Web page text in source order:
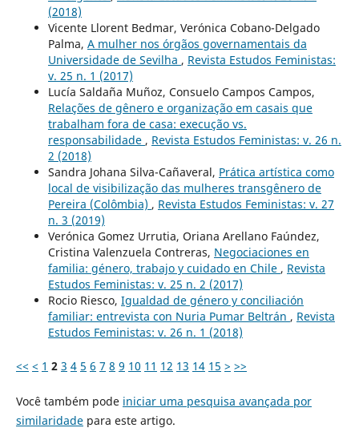
(2018)
Vicente Llorent Bedmar, Verónica Cobano-Delgado
Palma, A mulher nos órgãos governamentais da
Universidade de Sevilha , Revista Estudos Feministas:
v. 25 n. 1 (2017)
Lucía Saldaña Muñoz, Consuelo Campos Campos,
Relações de gênero e organização em casais que
trabalham fora de casa: execução vs.
responsabilidade , Revista Estudos Feministas: v. 26 n.
2 (2018)
Sandra Johana Silva-Cañaveral, Prática artística como
local de visibilização das mulheres transgênero de
Pereira (Colômbia) , Revista Estudos Feministas: v. 27
n. 3 (2019)
Verónica Gomez Urrutia, Oriana Arellano Faúndez,
Cristina Valenzuela Contreras, Negociaciones en
familia: género, trabajo y cuidado en Chile , Revista
Estudos Feministas: v. 25 n. 2 (2017)
Rocio Riesco, Igualdad de género y conciliación
familiar: entrevista con Nuria Pumar Beltrán , Revista
Estudos Feministas: v. 26 n. 1 (2018)
<< < 1 2 3 4 5 6 7 8 9 10 11 12 13 14 15 > >>
Você também pode iniciar uma pesquisa avançada por
similaridadepara este artigo.